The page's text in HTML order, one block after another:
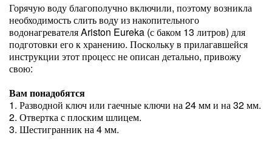
Горячую воду благополучно включили, поэтому возникла
необходимость слить воду из накопительного
водонагревателя Ariston Eureka (с баком 13 литров) для
подготовки его к хранению. Поскольку в прилагавшейся
инструкции этот процесс не описан детально, привожу
свою:
Вам понадобятся
1. Разводной ключ или гаечные ключи на 24 мм и на 32 мм.
2. Отвертка с плоским шлицем.
3. Шестигранник на 4 мм.